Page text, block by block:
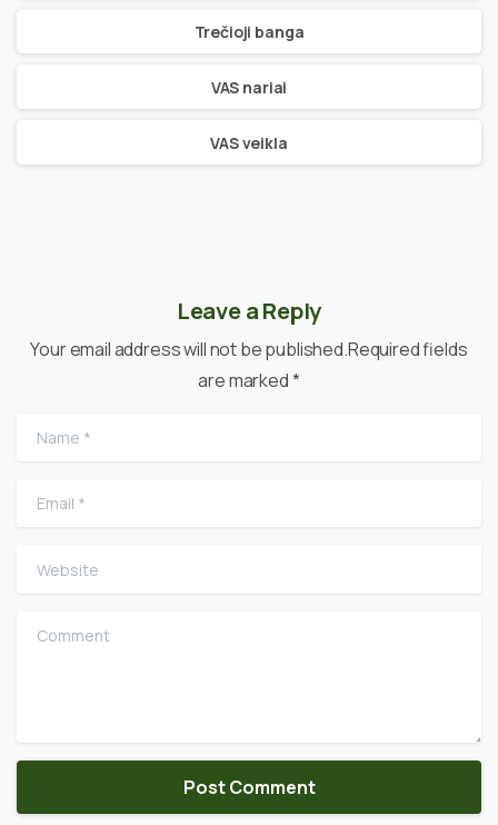
Trečioji banga
VAS nariai
VAS veikla
Leave a Reply
Your email address will not be published.Required fields
are marked *
Name
Email
Website
Comment